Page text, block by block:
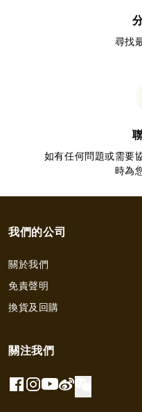
尋找
如有任何問題或需要
時為
我們的公司
關於我們
免責聲明
換貨及回購
關注我們